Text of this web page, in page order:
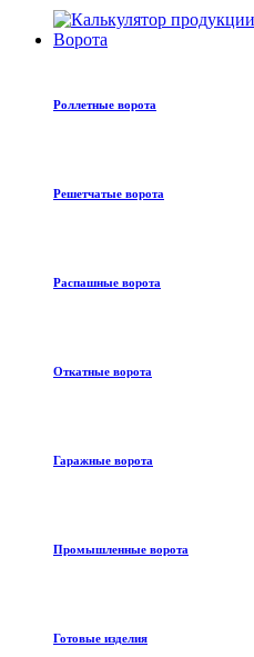
Ворота
Роллетные ворота
Решетчатые ворота
Распашные ворота
Откатные ворота
Гаражные ворота
Промышленные ворота
Готовые изделия